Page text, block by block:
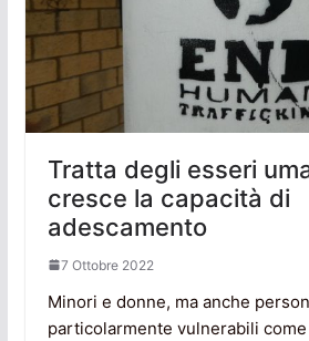
Tratta degli esseri
cresce la capacità di
adescamento
7 Ottobre 2022
Minori e donne, ma anche
particolarmente vulnerabili